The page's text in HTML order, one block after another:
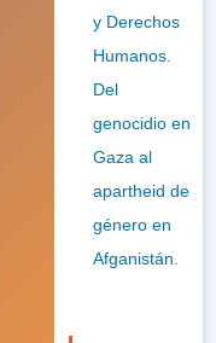
y Derechos
Humanos.
Del
genocidio en
Gaza al
apartheid de
género en
Afganistán.